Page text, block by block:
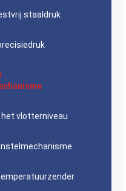
staaldruk
het vlotterniveau